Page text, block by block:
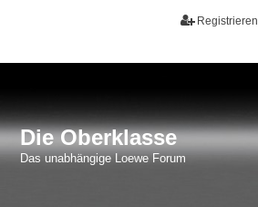
Registrieren
Die Oberklasse
Das unabhängige Loewe Forum